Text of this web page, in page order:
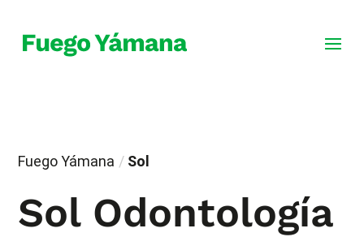
Fuego Yámana / Sol
Sol Odontología